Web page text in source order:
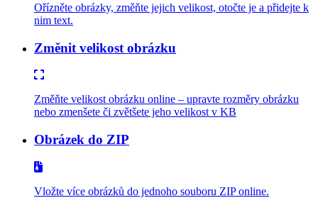
Ořízněte obrázky, změňte jejich velikost, otočte je a přidejte k
nim text.
Změnit velikost obrázku
Změňte velikost obrázku online – upravte rozměry obrázku
nebo zmenšete či zvětšete jeho velikost v KB
Obrázek do ZIP
Vložte více obrázků do jednoho souboru ZIP online.